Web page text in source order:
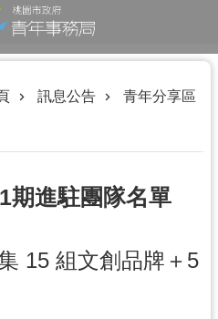
訊息公告 青年分享區
期進駐團隊名單
15 組文創品牌＋5